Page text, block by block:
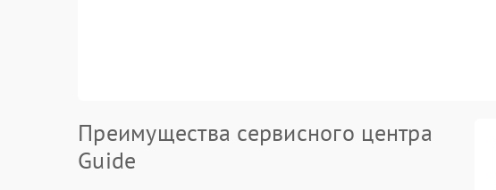
Преимущества сервисного центра
Guide